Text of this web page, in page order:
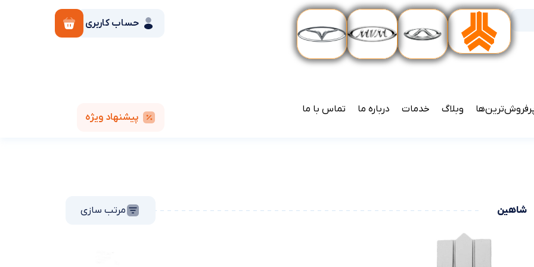
حساب کاربری
وبلاگ خدمات درباره ما تماس با ما
پیشنهاد ویژه
شاهین مرتب سازی